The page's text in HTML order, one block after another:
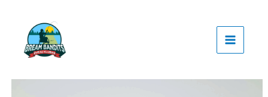
turinio